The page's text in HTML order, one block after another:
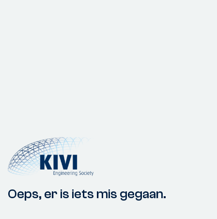
Oeps, er is iets mis gegaan.